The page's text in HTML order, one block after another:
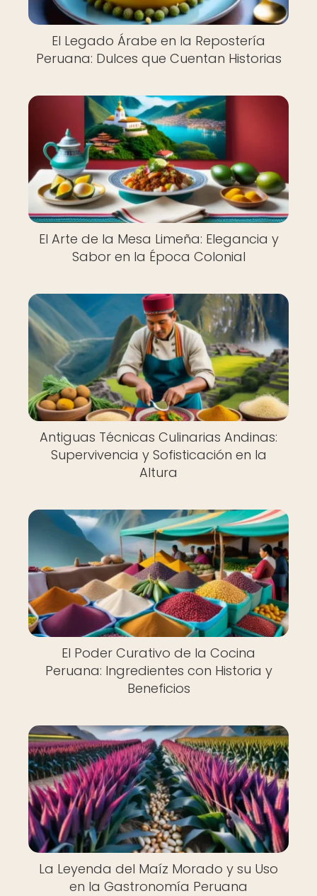
El Legado Árabe en la Repostería
Peruana: Dulces que Cuentan Historias
El Arte de la Mesa Limeña: Elegancia y
Sabor en la Época Colonial
Antiguas Técnicas Culinarias Andinas:
Supervivencia y Sofisticación en la
Altura
El Poder Curativo de la Cocina
Peruana: Ingredientes con Historia y
Beneficios
La Leyenda del Maíz Morado y su Uso
en la Gastronomía Peruana